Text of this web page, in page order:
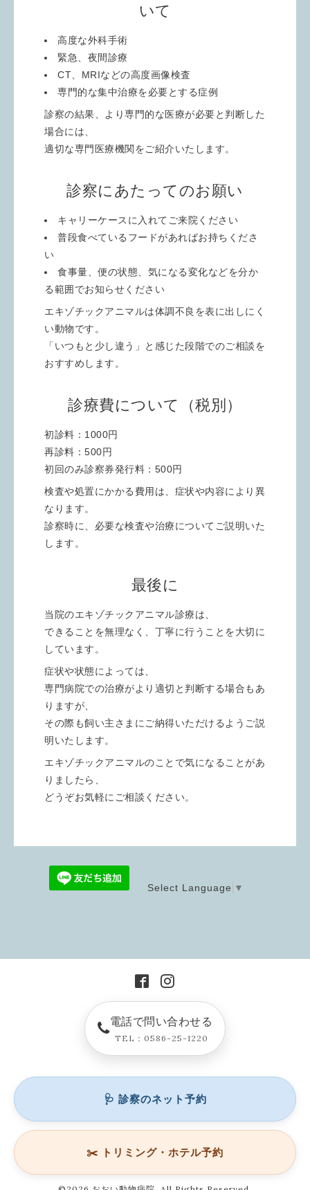
いて
高度な外科手術
緊急、夜間診療
CT、MRIなどの高度画像検査
専門的な集中治療を必要とする症例
診察の結果、より専門的な医療が必要と判断した
場合には、
適切な専門医療機関をご紹介いたします。
診察にあたってのお願い
キャリーケースに入れてご来院ください
普段食べているフードがあればお持ちくださ
い
食事量、便の状態、気になる変化などを分か
る範囲でお知らせください
エキゾチックアニマルは体調不良を表に出しにく
い動物です。
「いつもと少し違う」と感じた段階でのご相談を
おすすめします。
診療費について（税別）
初診料：1000円
再診料：500円
初回のみ診察券発行料：500円
検査や処置にかかる費用は、症状や内容により異
なります。
診察時に、必要な検査や治療についてご説明いた
します。
最後に
当院のエキゾチックアニマル診療は、
できることを無理なく、丁寧に行うことを大切に
しています。
症状や状態によっては、
専門病院での治療がより適切と判断する場合もあ
りますが、
その際も飼い主さまにご納得いただけるようご説
明いたします。
エキゾチックアニマルのことで気になることがあ
りましたら、
どうぞお気軽にご相談ください。
Select Language ▼
電話で問い合わせる
TEL：0586-25-1220
🩺 診察のネット予約
✂️ トリミング・ホテル予約